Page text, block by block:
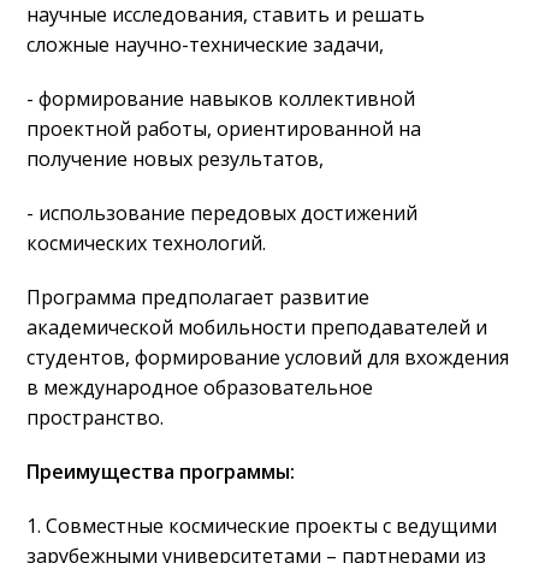
научные исследования, ставить и решать
сложные научно-технические задачи,
- формирование навыков коллективной
проектной работы, ориентированной на
получение новых результатов,
- использование передовых достижений
космических технологий.
Программа предполагает развитие
академической мобильности преподавателей и
студентов, формирование условий для вхождения
в международное образовательное
пространство.
Преимущества программы:
1. Совместные космические проекты с ведущими
зарубежными университетами – партнерами из